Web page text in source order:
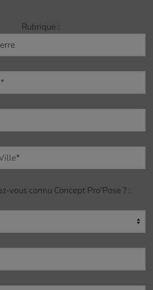
Rubrique :
vous connu Concept Pro'Pose ? :